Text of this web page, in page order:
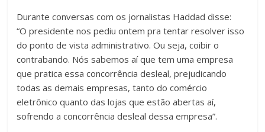
Durante conversas com os jornalistas Haddad disse:
“O presidente nos pediu ontem pra tentar resolver isso
do ponto de vista administrativo. Ou seja, coibir o
contrabando. Nós sabemos aí que tem uma empresa
que pratica essa concorrência desleal, prejudicando
todas as demais empresas, tanto do comércio
eletrônico quanto das lojas que estão abertas aí,
sofrendo a concorrência desleal dessa empresa”.